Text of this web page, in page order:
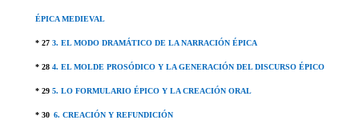
ÉPICA MEDIEVAL
* 27 3. EL MODO DRAMÁTICO DE LA NARRACIÓN ÉPICA
* 28 4. EL MOLDE PROSÓDICO Y LA GENERACIÓN DEL DISCURSO ÉPICO
* 29 5. LO FORMULARIO ÉPICO Y LA CREACIÓN ORAL
* 30 6. CREACIÓN Y REFUNDICIÓN